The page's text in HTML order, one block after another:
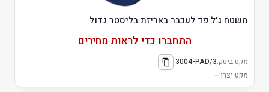
משטח ג'ל פד לעכבר באריזת בליסטר גדול
התחברו כדי לראות מחירים
מקט ביטק:3004-PAD/3
מקט יצרן:—